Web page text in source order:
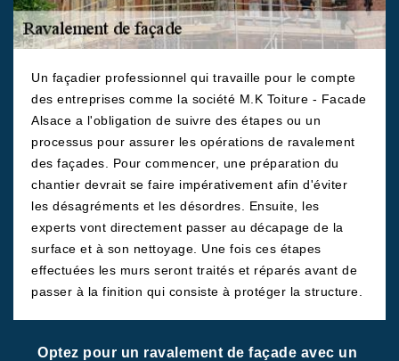
Un façadier professionnel qui travaille pour le compte
des entreprises comme la société M.K Toiture - Facade
Alsace a l'obligation de suivre des étapes ou un
processus pour assurer les opérations de ravalement
des façades. Pour commencer, une préparation du
chantier devrait se faire impérativement afin d'éviter
les désagréments et les désordres. Ensuite, les
experts vont directement passer au décapage de la
surface et à son nettoyage. Une fois ces étapes
effectuées les murs seront traités et réparés avant de
passer à la finition qui consiste à protéger la structure.
Optez pour un ravalement de façade avec un